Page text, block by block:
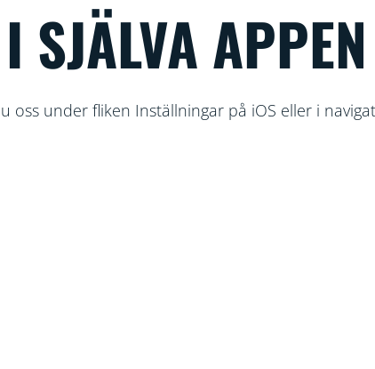
SJÄLVA APPEN
oss under fliken Inställningar på iOS eller i